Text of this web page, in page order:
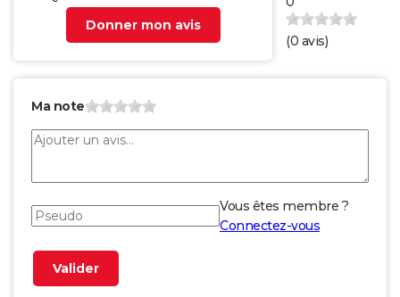
Donner mon avis
(0 avis)
Ma note
Vous êtes membre ?
Connectez-vous